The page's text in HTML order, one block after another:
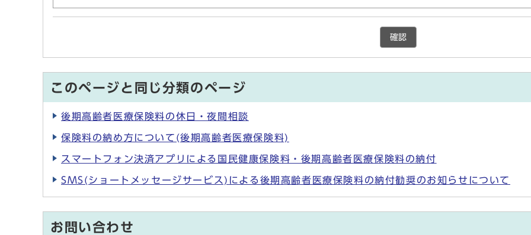
確認
このページと同じ分類のページ
後期高齢者医療保険料の休日・夜間相談
保険料の納め方について(後期高齢者医療保険料)
スマートフォン決済アプリによる国民健康保険料・後期高齢者医療保険料の納付
SMS(ショートメッセージサービス)による後期高齢者医療保険料の納付勧奨のお知らせについて
お問い合わせ